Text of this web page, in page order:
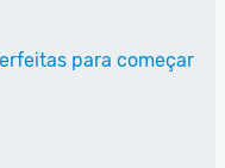
para começar